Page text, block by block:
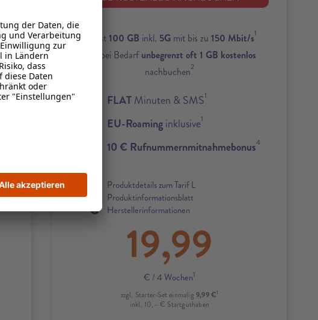
Zuerst100 GB inkl. 5G mit bis zu 150 Mbit/s1
und bei Bedarfunbegrenzt oft 1 GB kostenlos
nachbuchen2
FLATMinuten & SMS1
EU-Roaminginklusive1
10 € Rufnummernmitnahmebonus4
Produktdetails zum Tarif L
Produktinformationsblatt
Herstellerinformationen
19,99
€ / 4 Wochen1
zzgl. Starter-Set einmalig 9,99 €1
inkl. 10,– € Startguthaben